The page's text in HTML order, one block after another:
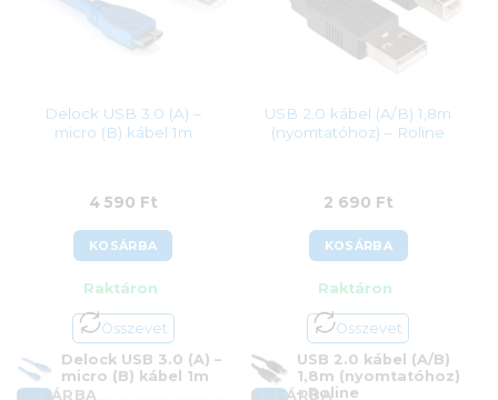
Delock USB 3.0 (A) –
micro (B) kábel 1m
4 590 Ft
KOSÁRBA
Raktáron
Összevet
KOSÁRBA
Delock USB 3.0 (A) –
micro (B) kábel 1m
USB 2.0 kábel (A/B) 1,8m
(nyomtatóhoz) – Roline
2 690 Ft
KOSÁRBA
Raktáron
Összevet
KOSÁRBA
USB 2.0 kábel (A/B)
1,8m (nyomtatóhoz)
– Roline